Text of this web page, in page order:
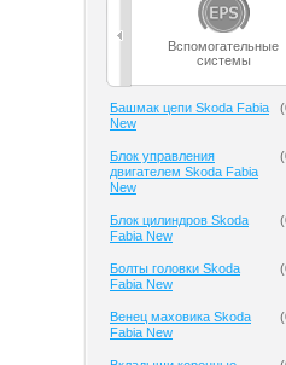
Вспомогательные
системы
Башмак цепи Skoda Fabia
New
(
Блок управления
двигателем Skoda Fabia
New
(
Блок цилиндров Skoda
Fabia New
(
Болты головки Skoda
Fabia New
(
Венец маховика Skoda
Fabia New
(